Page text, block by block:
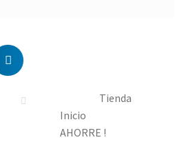
Tienda
Inicio
AHORRE !